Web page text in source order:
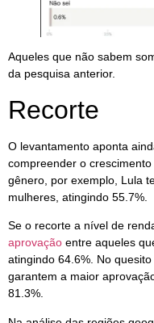
Aqueles que não sabem
da pesquisa anterior.
Recorte
O levantamento aponta
compreender o
gênero, por exemplo, Lula
mulheres, atingindo 55.7%.
Se o recorte a nível de
aprovação entre aqueles
atingindo 64.6%. No
garantem a maior
81.3%.